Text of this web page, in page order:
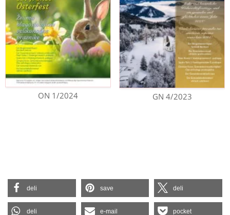
ON 1/2024 GN 4/2023
deli save deli
deli e-mail pocket